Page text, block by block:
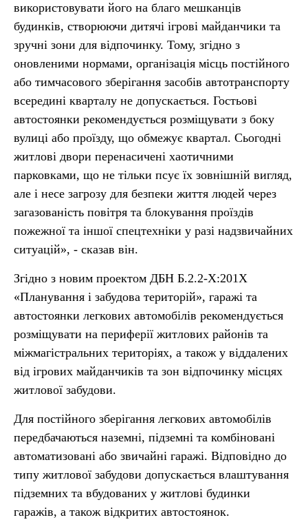
використовувати його на благо мешканців
будинків, створюючи дитячі ігрові майданчики та
зручні зони для відпочинку. Тому, згідно з
оновленими нормами, організація місць постійного
або тимчасового зберігання засобів автотранспорту
всередині кварталу не допускається. Гостьові
автостоянки рекомендується розміщувати з боку
вулиці або проїзду, що обмежує квартал. Сьогодні
житлові двори перенасичені хаотичними
парковками, що не тільки псує їх зовнішній вигляд,
але і несе загрозу для безпеки життя людей через
загазованість повітря та блокування проїздів
пожежної та іншої спецтехніки у разі надзвичайних
ситуацій», - сказав він.
Згідно з новим проектом ДБН Б.2.2-Х:201Х
«Планування і забудова територій», гаражі та
автостоянки легкових автомобілів рекомендується
розміщувати на периферії житлових районів та
міжмагістральних територіях, а також у віддалених
від ігрових майданчиків та зон відпочинку місцях
житлової забудови.
Для постійного зберігання легкових автомобілів
передбачаються наземні, підземні та комбіновані
автоматизовані або звичайні гаражі. Відповідно до
типу житлової забудови допускається влаштування
підземних та вбудованих у житлові будинки
гаражів, а також відкритих автостоянок.